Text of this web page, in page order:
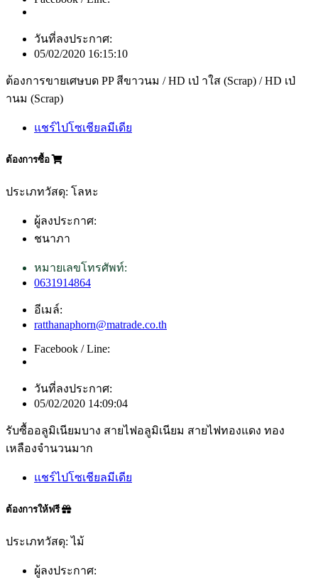
วันที่ลงประกาศ:
05/02/2020 16:15:10
ต้องการขายเศษบด PP สีขาวนม / HD เป่ าใส (Scrap) / HD เป่
านม (Scrap)
แชร์ไปโซเชียลมีเดีย
ต้องการซื้อ
ประเภทวัสดุ: โลหะ
ผู้ลงประกาศ:
ชนาภา
หมายเลขโทรศัพท์:
0631914864
อีเมล์:
ratthanaphorn@matrade.co.th
Facebook / Line:
วันที่ลงประกาศ:
05/02/2020 14:09:04
รับซื้ออลูมิเนียมบาง สายไฟอลูมิเนียม สายไฟทองแดง ทอง
เหลืองจำนวนมาก
แชร์ไปโซเชียลมีเดีย
ต้องการให้ฟรี
ประเภทวัสดุ: ไม้
ผู้ลงประกาศ: